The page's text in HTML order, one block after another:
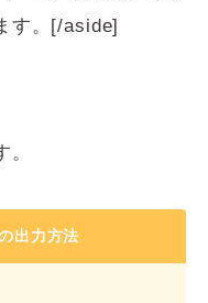
す。[/aside]
出力方法